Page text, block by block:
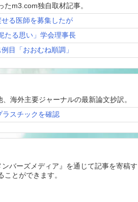
たm3.com独自取材記事。
る医師を募集したが
たる思い」学会理事長
目「おおむね順調」
海外主要ジャーナルの最新論文抄訳。
ラスチックを確認
バーズメディア』を通じて記事を寄稿す
とができます。